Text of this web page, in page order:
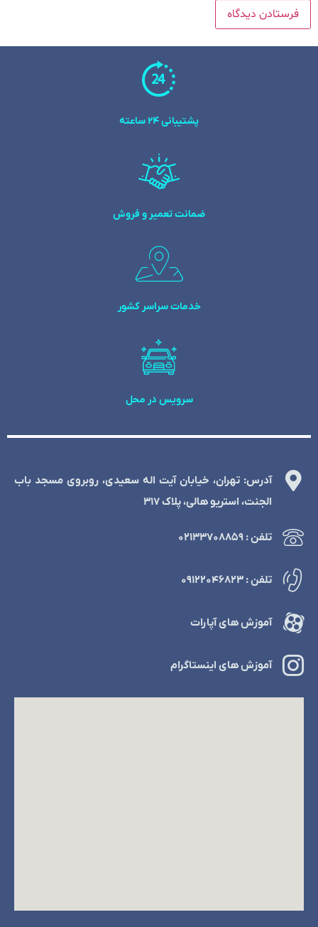
پشتیبانی 24 ساعته
ضمانت تعمیر و فروش
خدمات سراسر کشور
سرویس در محل
آدرس: تهران، خیابان آیت اله سعیدی، روبروی مسجد باب
الجنت، استریو هالی، پلاک 317
تلفن : ۰۲۱۳۳۷۰۸۸۵۹
تلفن : ۰۹۱۲۲۰۴۶۸۲۳
آموزش های آپارات
آموزش های اینستاگرام